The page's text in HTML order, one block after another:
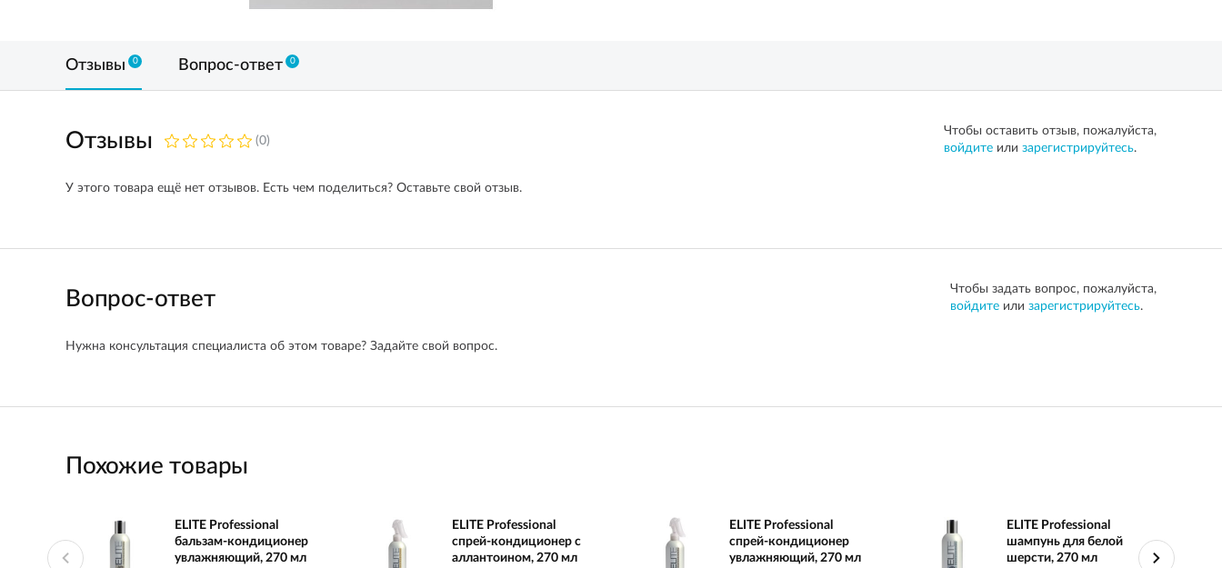
Отзывы 0 Вопрос-ответ 0
Отзывы (0)
Чтобы оставить отзыв, пожалуйста,
войдите или зарегистрируйтесь.
У этого товара ещё нет отзывов. Есть чем поделиться? Оставьте свой отзыв.
Вопрос-ответ
Чтобы задать вопрос, пожалуйста,
войдите или зарегистрируйтесь.
Нужна консультация специалиста об этом товаре? Задайте свой вопрос.
Похожие товары
ELITE Professional
бальзам-кондиционер
увлажняющий, 270 мл
ELITE Professional
спрей-кондиционер с
аллантоином, 270 мл
ELITE Professional
спрей-кондиционер
увлажняющий, 270 мл
ELITE Professional
шампунь для белой
шерсти, 270 мл